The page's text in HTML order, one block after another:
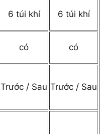
6 túi khí 6 túi khí
có có
Trước / Sau Trước / Sau